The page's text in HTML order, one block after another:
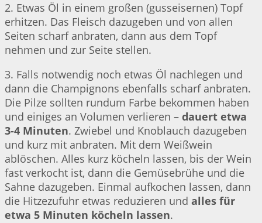
2. Etwas Öl in einem großen (gusseisernen) Topf
erhitzen. Das Fleisch dazugeben und von allen
Seiten scharf anbraten, dann aus dem Topf
nehmen und zur Seite stellen.
3. Falls notwendig noch etwas Öl nachlegen und
dann die Champignons ebenfalls scharf anbraten.
Die Pilze sollten rundum Farbe bekommen haben
und einiges an Volumen verlieren – dauert etwa
3-4 Minuten. Zwiebel und Knoblauch dazugeben
und kurz mit anbraten. Mit dem Weißwein
ablöschen. Alles kurz köcheln lassen, bis der Wein
fast verkocht ist, dann die Gemüsebrühe und die
Sahne dazugeben. Einmal aufkochen lassen, dann
die Hitzezufuhr etwas reduzieren und alles für
etwa 5 Minuten köcheln lassen.